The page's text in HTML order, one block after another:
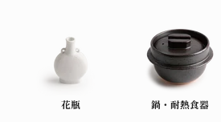
花瓶 鍋・耐熱食器